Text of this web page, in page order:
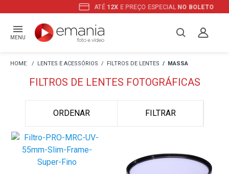
12XE PREÇO ESPECIAL NO BOLETO
MENU
LENTES E ACESSÓRIOS FILTROS DE LENTES MASSA
FILTROS DE LENTES FOTOGRÁFICAS
ORDENAR FILTRAR